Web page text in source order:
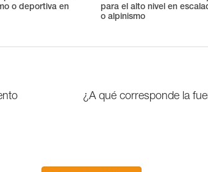
o deportiva en
para el alto nivel en
o alpinismo
¿A qué corresponde la